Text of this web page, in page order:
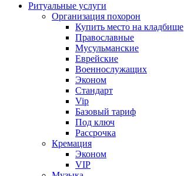
Ритуальные услуги
Организация похорон
Купить место на кладбище
Православные
Мусульманские
Еврейские
Военнослужащих
Эконом
Стандарт
Vip
Базовый тариф
Под ключ
Рассрочка
Кремация
Эконом
VIP